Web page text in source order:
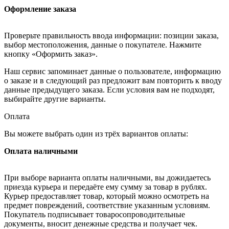
Оформление заказа
Проверьте правильность ввода информации: позиции заказа,
выбор местоположения, данные о покупателе. Нажмите
кнопку «Оформить заказ».
Наш сервис запоминает данные о пользователе, информацию
о заказе и в следующий раз предложит вам повторить к вводу
данные предыдущего заказа. Если условия вам не подходят,
выбирайте другие варианты.
Оплата
Вы можете выбрать один из трёх вариантов оплаты:
Оплата наличными
При выборе варианта оплаты наличными, вы дожидаетесь
приезда курьера и передаёте ему сумму за товар в рублях.
Курьер предоставляет товар, который можно осмотреть на
предмет повреждений, соответствие указанным условиям.
Покупатель подписывает товаросопроводительные
документы, вносит денежные средства и получает чек.